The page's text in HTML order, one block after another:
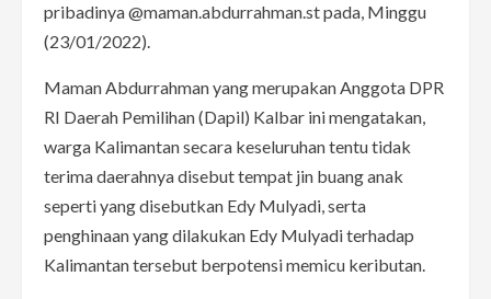
pribadinya @maman.abdurrahman.st pada, Minggu
(23/01/2022).
Maman Abdurrahman yang merupakan Anggota DPR
RI Daerah Pemilihan (Dapil) Kalbar ini mengatakan,
warga Kalimantan secara keseluruhan tentu tidak
terima daerahnya disebut tempat jin buang anak
seperti yang disebutkan Edy Mulyadi, serta
penghinaan yang dilakukan Edy Mulyadi terhadap
Kalimantan tersebut berpotensi memicu keributan.